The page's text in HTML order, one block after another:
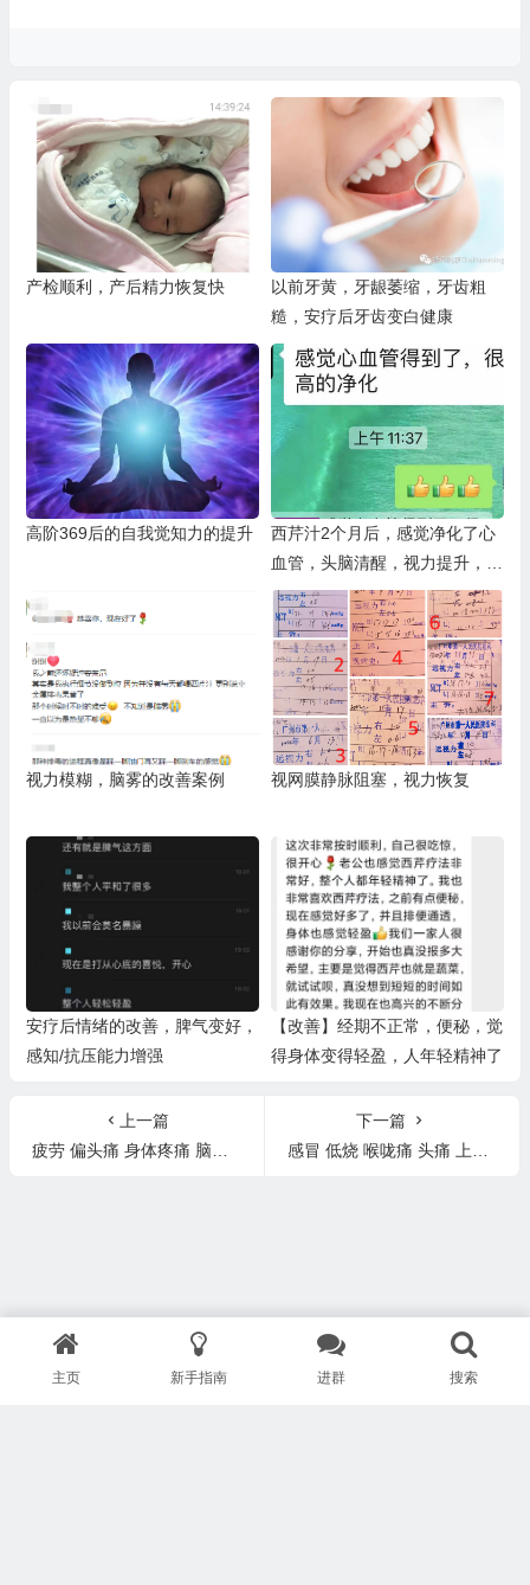
产检顺利，产后精力恢复快
以前牙黄，牙龈萎缩，牙齿粗
糙，安疗后牙齿变白健康
高阶369后的自我觉知力的提升
西芹汁2个月后，感觉净化了心
血管，头脑清醒，视力提升，行
动力提高
视力模糊，脑雾的改善案例 视网膜静脉阻塞，视力恢复
安疗后情绪的改善，脾气变好，
感知/抗压能力增强
【改善】经期不正常，便秘，觉
得身体变得轻盈，人年轻精神了
上一篇
疲劳 偏头痛 身体疼痛 脑雾 脱发 痘痘 过敏 慢性皮炎 耳鸣 Ins分享
下一篇
感冒 低烧 喉咙痛 头痛 上呼吸道感染 疲劳 脑雾 过敏 Ins分享
主页 新手指南 进群 搜索